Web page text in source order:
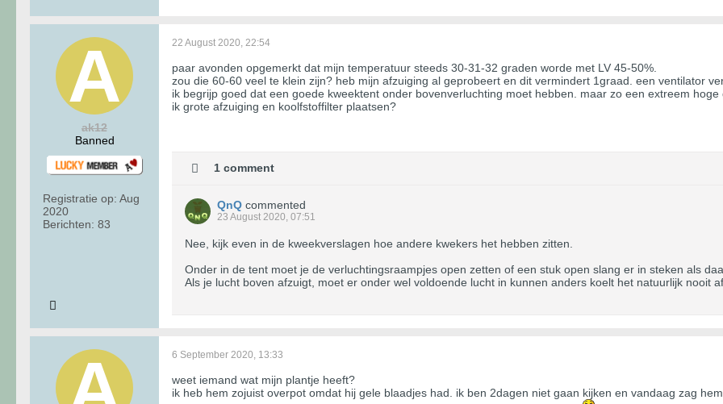
ak12
Banned
Registratie op: Aug
2020
Berichten: 83
22 August 2020, 22:54
paar avonden opgemerkt dat mijn temperatuur steeds 30-31-32 graden worde met LV 45-50%.
zou die 60-60 veel te klein zijn? heb mijn afzuiging al geprobeert en dit vermindert 1graad. een ventilator
ik begrijp goed dat een goede kweektent onder bovenverluchting moet hebben. maar zo een extreem
ik grote afzuiging en koolfstoffilter plaatsen?
1 comment
QnQ commented
23 August 2020, 07:51
Nee, kijk even in de kweekverslagen hoe andere kwekers het hebben zitten.
Onder in de tent moet je de verluchtingsraampjes open zetten of een stuk open slang er in steken als
Als je lucht boven afzuigt, moet er onder wel voldoende lucht in kunnen anders koelt het natuurlijk nooit
6 September 2020, 13:33
weet iemand wat mijn plantje heeft?
ik heb hem zojuist overpot omdat hij gele blaadjes had. ik ben 2dagen niet gaan kijken en vandaag zag